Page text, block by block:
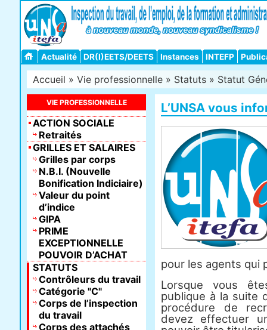
Actualité DR(I)EETS/DEETS Instances INTEFP
Accueil » Vie professionnelle » Statuts » Statut
L’UNSA vous
pour les agents qui
Lorsque vous
publique à la suite
procédure de
devez effectuer
VIE PROFESSIONNELLE
ACTION SOCIALE
Retraités
GRILLES ET SALAIRES
Grilles par corps
N.B.I. (Nouvelle
Bonification Indiciaire)
Valeur du point
d’indice
GIPA
PRIME
EXCEPTIONNELLE
POUVOIR D’ACHAT
STATUTS
Contrôleurs du travail
Catégorie "C"
Corps de l’inspection
du travail
Corps des attachés